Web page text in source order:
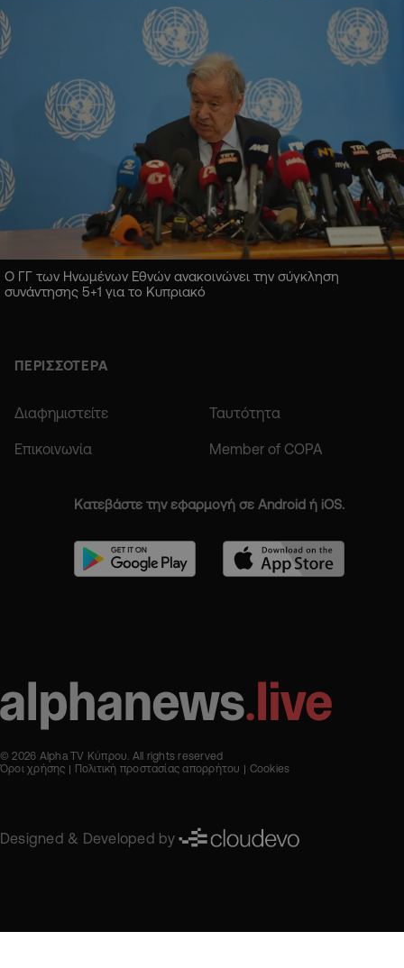
Ο ΓΓ των Ηνωμένων Εθνών ανακοινώνει την σύγκληση
συνάντησης 5+1 για το Κυπριακό
ΠΕΡΙΣΣΟΤΕΡΑ
Διαφημιστείτε Ταυτότητα
Επικοινωνία Member of COPA
Κατεβάστε την εφαρμογή σε Android ή iOS.
© 2026 Alpha TV Κύπρου. All rights reserved
Όροι χρήσης
Πολιτική προστασίας απορρήτου Cookies
Designed & Developed by